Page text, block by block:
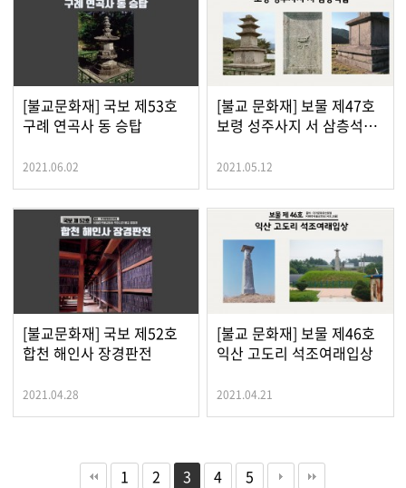
[불교문화재] 국보 제53호
구례 연곡사 동 승탑
2021.06.02
[불교 문화재] 보물 제47호
보령 성주사지 서 삼층석…
2021.05.12
[불교문화재] 국보 제52호
합천 해인사 장경판전
2021.04.28
[불교 문화재] 보물 제46호
익산 고도리 석조여래입상
2021.04.21
1 2 3 4 5